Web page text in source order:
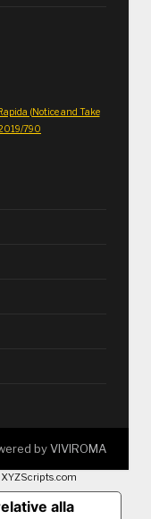
(Notice and Take
790
byVIVIROMA
XYZScripts.com
alla